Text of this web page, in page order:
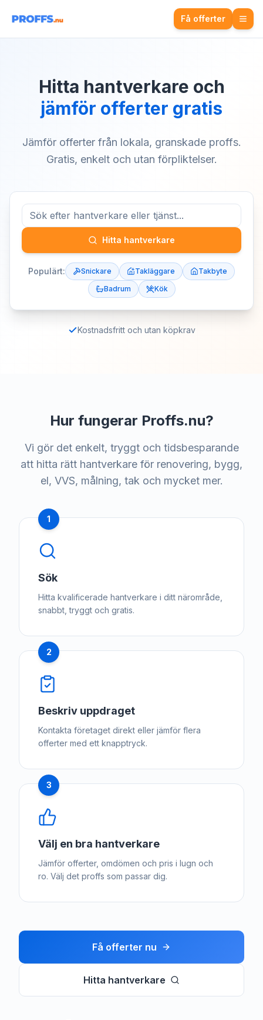
Få offerter
Hitta hantverkare och
jämför offerter gratis
Jämför offerter från lokala, granskade proffs.
Gratis, enkelt och utan förpliktelser.
Hitta hantverkare
Populärt: Snickare Takläggare
Takbyte
Badrum
Kök
Kostnadsfritt och utan köpkrav
Hur fungerar Proffs.nu?
Vi gör det enkelt, tryggt och tidsbesparande
att hitta rätt hantverkare för renovering, bygg,
el, VVS, målning, tak och mycket mer.
1
Sök
Hitta kvalificerade hantverkare i ditt närområde,
snabbt, tryggt och gratis.
2
Beskriv uppdraget
Kontakta företaget direkt eller jämför flera
offerter med ett knapptryck.
3
Välj en bra hantverkare
Jämför offerter, omdömen och pris i lugn och
ro. Välj det proffs som passar dig.
Få offerter nu
Hitta hantverkare